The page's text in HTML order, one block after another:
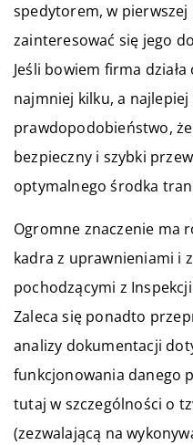
spedytorem, w
zainteresować się jego
Jeśli bowiem firma
najmniej kilku, a
prawdopodobieństwo,
bezpieczny i szybki
optymalnego środka
Ogromne znaczenie ma
kadra z uprawnieniami i
pochodzącymi z
Zaleca się ponadto
analizy dokumentacji
funkcjonowania danego
tutaj w szczególności o
(zezwalającą na